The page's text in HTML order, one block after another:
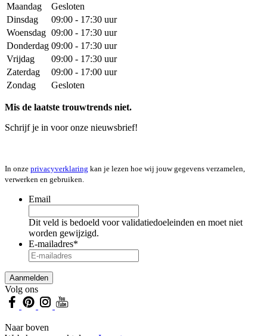
Maandag
Gesloten
Dinsdag
09:00 - 17:30 uur
Woensdag 09:00 - 17:30 uur
Donderdag 09:00 - 17:30 uur
Vrijdag
09:00 - 17:30 uur
Zaterdag
09:00 - 17:00 uur
Zondag
Gesloten
Mis de laatste trouwtrends niet.
Schrijf je in voor onze nieuwsbrief!
In onze privacyverklaring kan je lezen hoe wij jouw gegevens verzamelen,
verwerken en gebruiken.
Email
Dit veld is bedoeld voor validatiedoeleinden en moet niet
worden gewijzigd.
E-mailadres*
Volg ons
Naar boven